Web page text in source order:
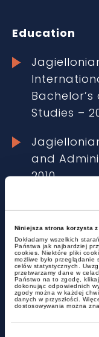
Niniejsza strona korzysta
Dokładamy wszelkich
Państwa jak najbardziej
cookies. Niektóre pliki
możliwe było
celów statystycznych.
przetwarzamy dane w
Państwo na to zgodę,
dokonując odpowiednich
zgody można w każdej
danych w przyszłości.
dostosowywania można
Education
Studies –
and
2010.
with
Johannes
Mainz,
Regional
in